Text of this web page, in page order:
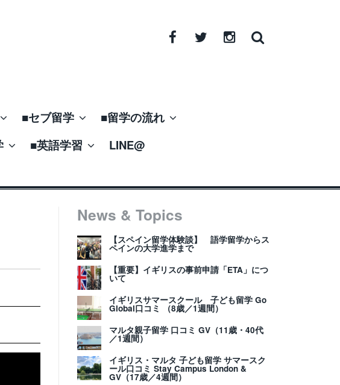
FacebookTwitterInstagram
■セブ留学
■留学の流れ
■英語学習
LINE@
News & Topics
【スペイン留学体験談】 語学留学からス
ペインの大学進学まで
【重要】イギリスの事前申請「ETA」につ
いて
イギリスサマースクール 子ども留学 Go
Global口コミ （8歳／1週間）
マルタ親子留学 口コミ GV（11歳・40代
／1週間）
イギリス・マルタ 子ども留学 サマースク
ール口コミ Stay Campus London &
GV（17歳／4週間）